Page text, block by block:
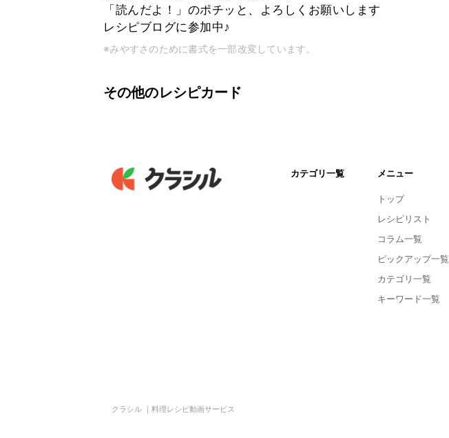
「読んだよ！」のポチッと、よろしくお願いします
レシピブログに参加中♪
※みやすさのために書式を一部改変しています。
その他のレシピカード
カテゴリ一覧 メニュー
トップ
レシピリスト
コラム一覧
ピックアップ一覧
カテゴリ一覧
キーワード一覧
クラシル ｜料理レシピ動画サービス